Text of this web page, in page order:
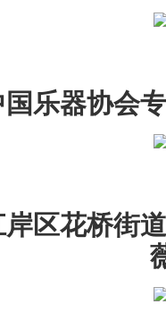
国乐器协会
区花桥街